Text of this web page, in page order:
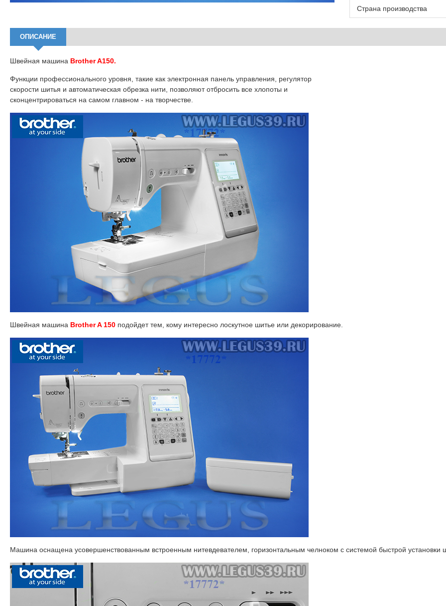
Страна производства
ОПИСАНИЕ
Швейная машина Brother A150.
Функции профессионального уровня, такие как электронная панель управления, регулятор
скорости шитья и автоматическая обрезка нити, позволяют отбросить все хлопоты и
сконцентрироваться на самом главном - на творчестве.
Швейная машина Brother A 150 подойдет тем, кому интересно лоскутное шитье или декорирование.
Машина оснащена усовершенствованным встроенным нитевдевателем, горизонтальным челноком с системой быстрой